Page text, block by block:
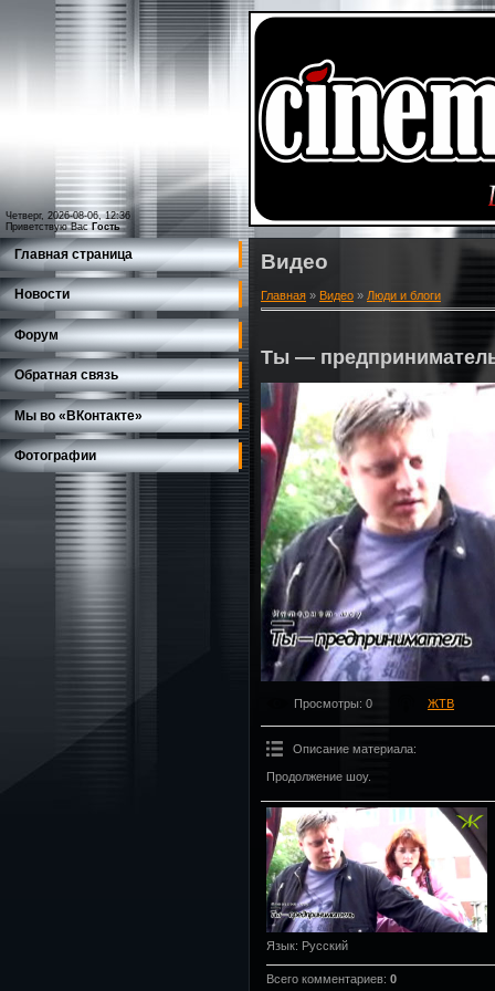
Четверг, 2026-08-06, 12:36
Приветствую Вас Гость
Главная страница
Новости
Форум
Обратная связь
Мы во «ВКонтакте»
Фотографии
Видео
Главная » Видео » Люди и блоги
Ты —
Просмотры: 0 ЖТВ
Описание материала:
Продолжение шоу.
Язык: Русский
Всего комментариев: 0